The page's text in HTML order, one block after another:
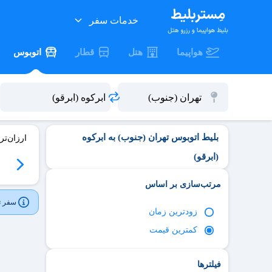
خدمات سفر
هواپیما هتل قطار اتوبوس
بلیط اتوبوس تهران (جنوب) به ابرکوه
(ابرقو)
مرتب‌سازی بر اساس
زود‌ترین زمان
کمترین قیمت
فیلترها
سه‌شنبه 06/17
سفر